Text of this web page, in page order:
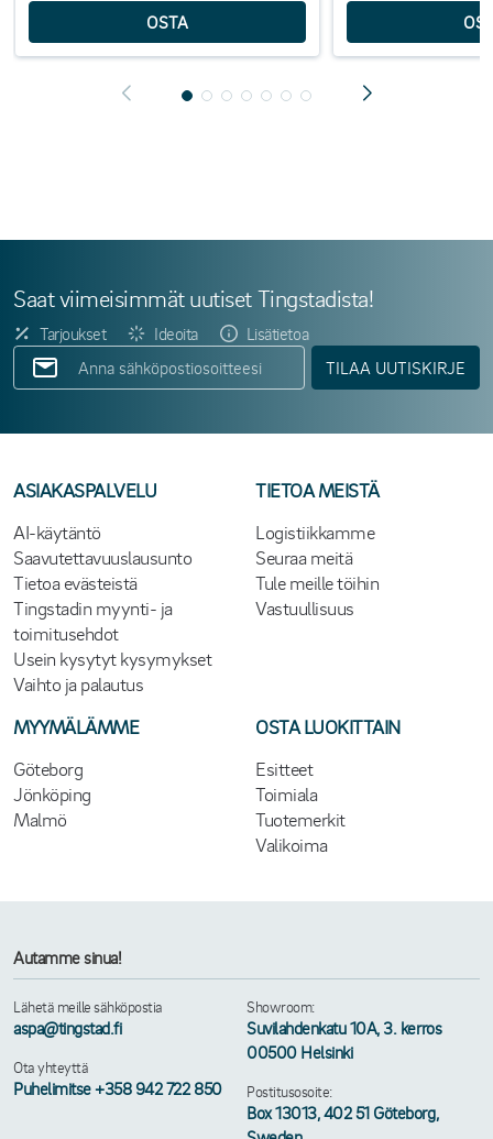
Saat viimeisimmät uutiset Tingstadista!
Tarjoukset Ideoita
Lisätietoa
TILAA UUTISKIRJE
ASIAKASPALVELU
AI-käytäntö
Saavutettavuuslausunto
Tietoa evästeistä
Tingstadin myynti- ja
toimitusehdot
Usein kysytyt kysymykset
Vaihto ja palautus
TIETOA MEISTÄ
Logistiikkamme
Seuraa meitä
Tule meille töihin
Vastuullisuus
MYYMÄLÄMME
Göteborg
Jönköping
Malmö
OSTA LUOKITTAIN
Esitteet
Toimiala
Tuotemerkit
Valikoima
Autamme sinua!
Lähetä meille sähköpostia
aspa@tingstad.fi
Ota yhteyttä
Puhelimitse +358 942 722 850
Showroom:
Suvilahdenkatu 10A, 3. kerros
00500 Helsinki
Postitusosoite:
Box 13013, 402 51 Göteborg,